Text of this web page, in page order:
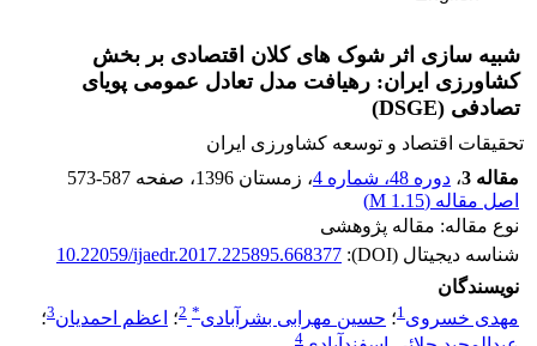
شبیه سازی اثر شوک های کلان اقتصادی بر بخش
کشاورزی ایران: رهیافت مدل تعادل عمومی پویای
تصادفی (DSGE)
تحقیقات اقتصاد و توسعه کشاورزی ایران
مقاله 3
، دوره 48، شماره 4 ، زمستان 1396 ، صفحه 573-587
اصل مقاله (1.15 M
)
نوع مقاله: مقاله پژوهشی
شناسه دیجیتال (DOI):
10.22059/ijaedr.2017.225895.668377
نویسندگان
مهدی خسروی1؛ حسین مهرابی بشرآبادی*
2؛ اعظم احمدیان3؛
4